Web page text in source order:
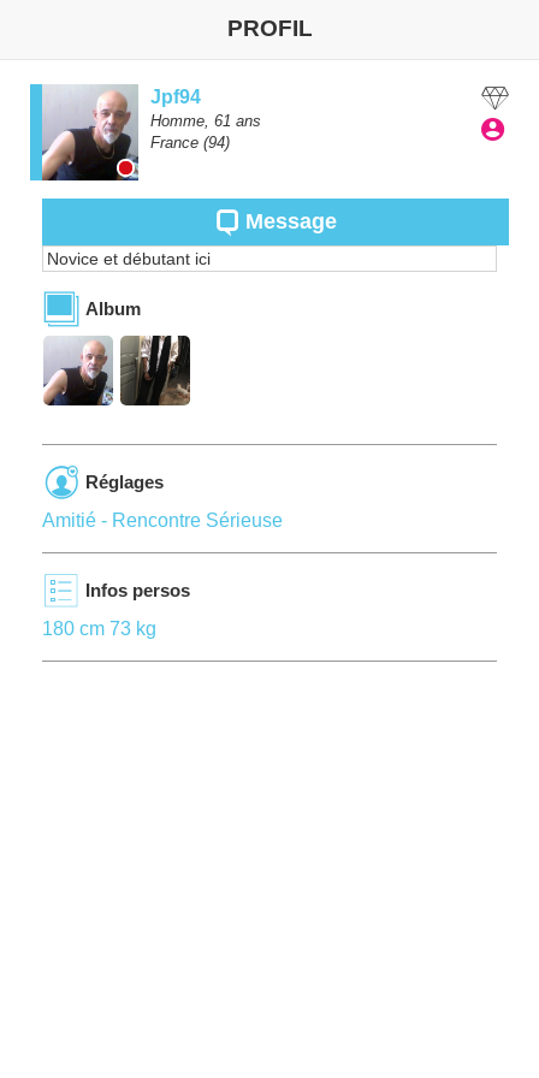
PROFIL
Jpf94
Homme, 61 ans
France (94)
Message
Novice et débutant ici
Album
Réglages
Amitié - Rencontre Sérieuse
Infos persos
180 cm 73 kg